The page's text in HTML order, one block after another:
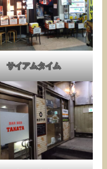
サイアムタイム